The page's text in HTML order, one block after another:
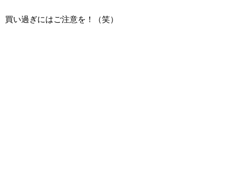
買い過ぎにはご注意を！（笑）